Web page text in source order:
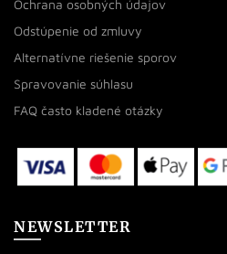
Ochrana osobných údajov
Odstúpenie od zmluvy
Alternatívne riešenie sporov
Spravovanie súhlasu
FAQ často kladené otázky
NEWSLETTER